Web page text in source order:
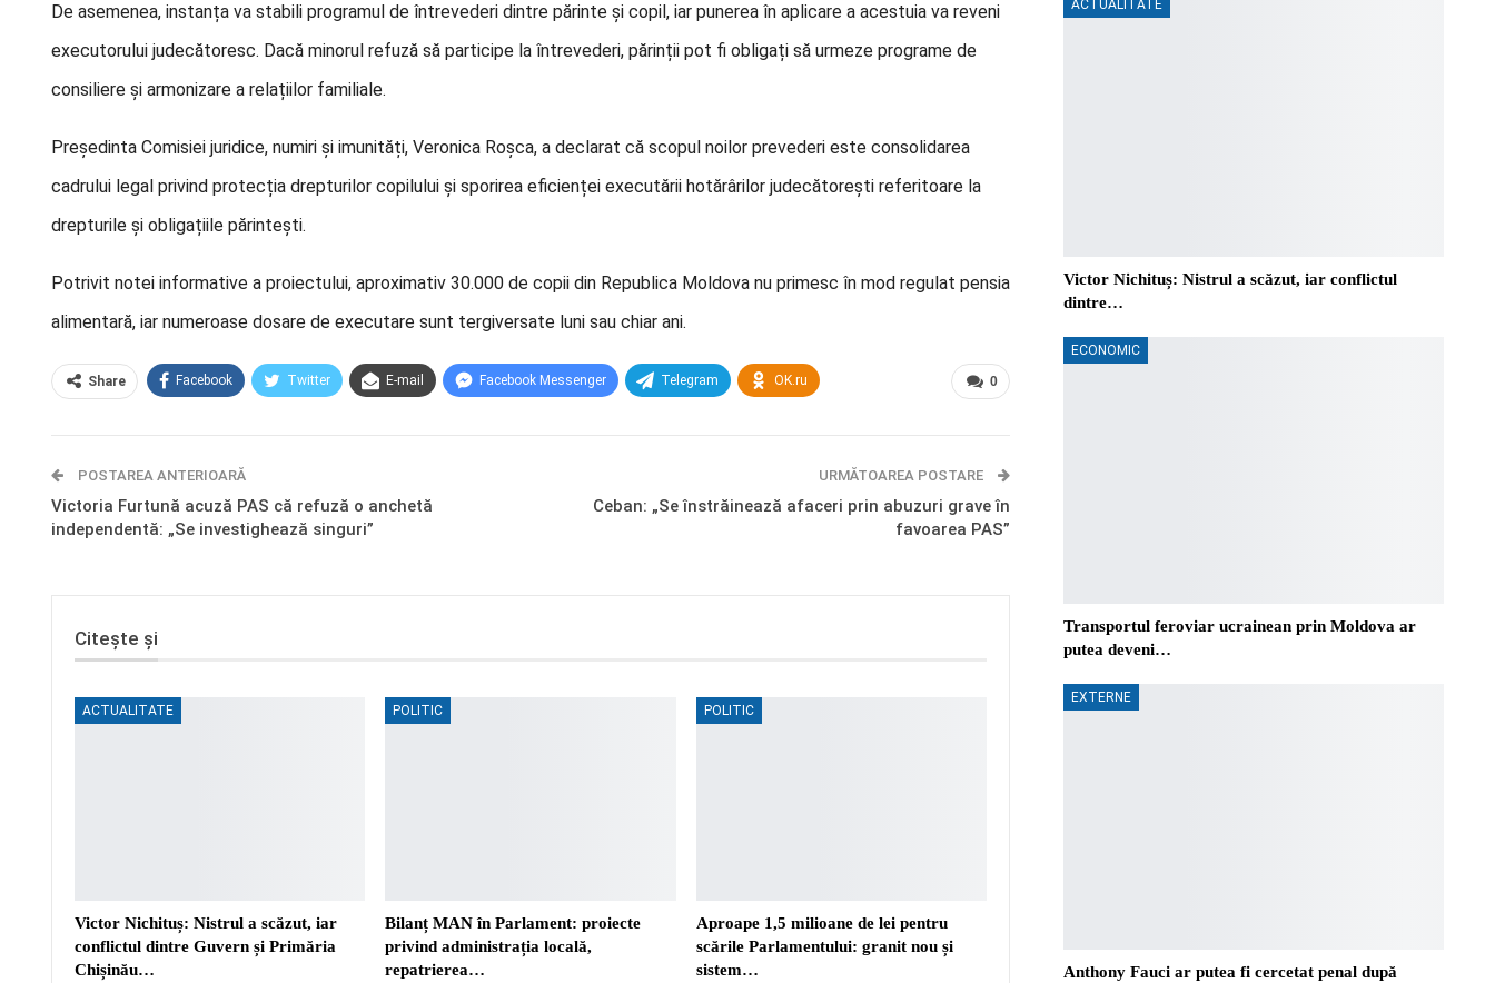
De asemenea, instanța va stabili programul de întrevederi dintre părinte și copil, iar punerea în aplicare a acestuia va reveni
executorului judecătoresc. Dacă minorul refuză să participe la întrevederi, părinții pot fi obligați să urmeze programe de
consiliere și armonizare a relațiilor familiale.
Președinta Comisiei juridice, numiri și imunități, Veronica Roșca, a declarat că scopul noilor prevederi este consolidarea
cadrului legal privind protecția drepturilor copilului și sporirea eficienței executării hotărârilor judecătorești referitoare la
drepturile și obligațiile părintești.
Potrivit notei informative a proiectului, aproximativ 30.000 de copii din Republica Moldova nu primesc în mod regulat pensia
alimentară, iar numeroase dosare de executare sunt tergiversate luni sau chiar ani.
0
Share Facebook Twitter E-mail Facebook Messenger Telegram OK.ru
POSTAREA ANTERIOARĂ
Victoria Furtună acuză PAS că refuză o anchetă
independentă: „Se investighează singuri”
URMĂTOAREA POSTARE
Ceban: „Se înstrăinează afaceri prin abuzuri grave în
favoarea PAS”
Citește și
ACTUALITATE
Victor Nichituș: Nistrul a scăzut, iar
conflictul dintre Guvern și Primăria
Chișinău…
POLITIC
Bilanț MAN în Parlament: proiecte
privind administrația locală,
repatrierea…
POLITIC
Aproape 1,5 milioane de lei pentru
scările Parlamentului: granit nou și
sistem…
ACTUALITATE
Victor Nichituș: Nistrul a scăzut, iar conflictul
dintre…
ECONOMIC
Transportul feroviar ucrainean prin Moldova ar
putea deveni…
EXTERNE
Anthony Fauci ar putea fi cercetat penal după